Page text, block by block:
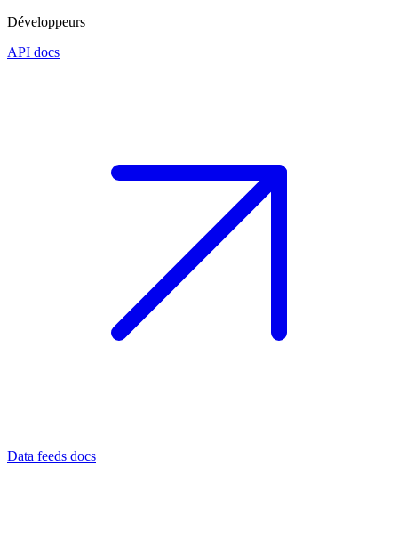
Développeurs
API docs
Data feeds docs